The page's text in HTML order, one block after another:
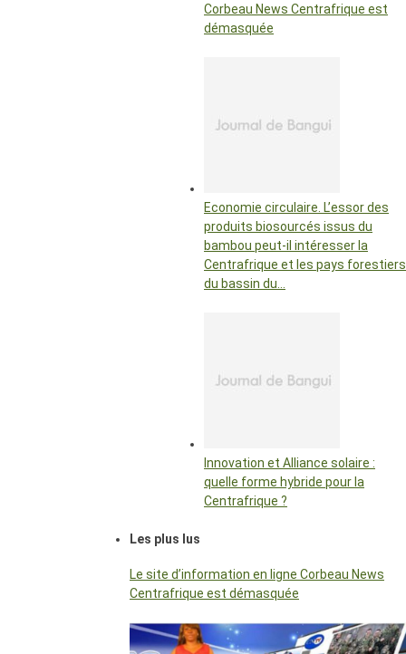
Corbeau News Centrafrique est
démasquée
Economie circulaire. L’essor des
produits biosourcés issus du
bambou peut-il intéresser la
Centrafrique et les pays forestiers
du bassin du…
Innovation et Alliance solaire :
quelle forme hybride pour la
Centrafrique ?
Les plus lus
Le site d’information en ligne Corbeau News
Centrafrique est démasquée